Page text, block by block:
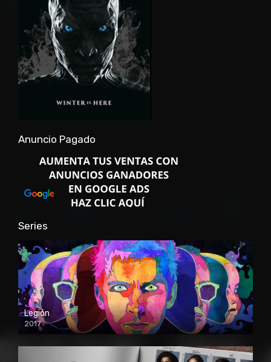
Anuncio Pagado
Series
Legión
2017